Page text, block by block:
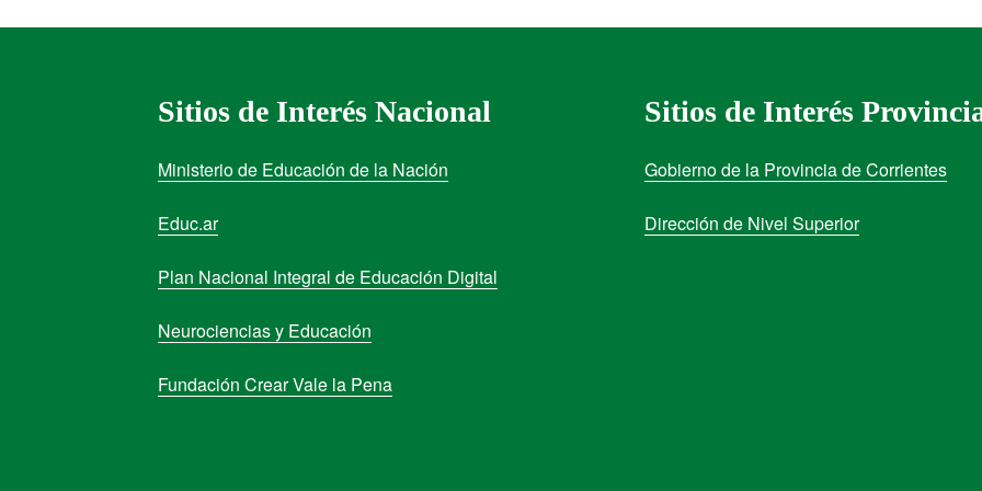
Sitios de Interés Nacional
Ministerio de Educación de la Nación
Educ.ar
Plan Nacional Integral de Educación Digital
Neurociencias y Educación
Fundación Crear Vale la Pena
Sitios de Interés
Gobierno de la Provincia de Corrientes
Dirección de Nivel Superior